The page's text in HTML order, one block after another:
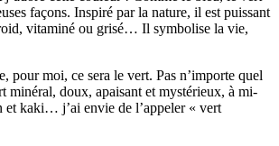
façons. Inspiré par la nature, il est puissant
vitaminé ou grisé… Il symbolise la vie,
pour moi, ce sera le vert. Pas n’importe quel
minéral, doux, apaisant et mystérieux, à mi-
et kaki… j’ai envie de l’appeler « vert